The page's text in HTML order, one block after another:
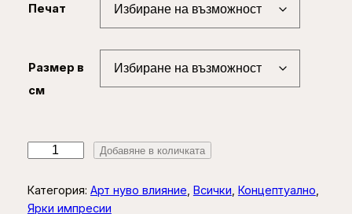
n
g
e
5
0
Печат
Размер в
см
л
и
Добавяне в количката
Категория: Арт нуво влияние, Всички, Концептуално
Ярки импресии